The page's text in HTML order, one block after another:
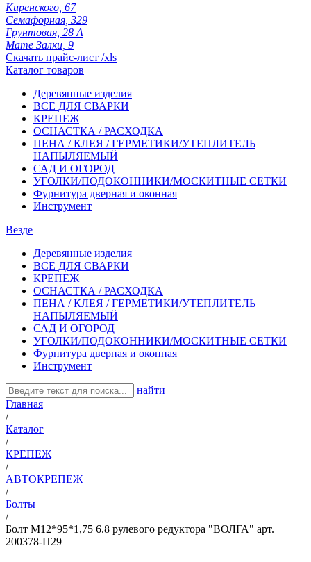
Киренского, 67
Семафорная, 329
Грунтовая, 28 А
Мате Залки, 9
Скачать прайс-лист /xls
Каталог товаров
Деревянные изделия
ВСЕ ДЛЯ СВАРКИ
КРЕПЕЖ
ОСНАСТКА / РАСХОДКА
ПЕНА / КЛЕЯ / ГЕРМЕТИКИ/УТЕПЛИТЕЛЬ
НАПЫЛЯЕМЫЙ
САД И ОГОРОД
УГОЛКИ/ПОДОКОННИКИ/МОСКИТНЫЕ СЕТКИ
Фурнитура дверная и оконная
Инструмент
Везде
Деревянные изделия
ВСЕ ДЛЯ СВАРКИ
КРЕПЕЖ
ОСНАСТКА / РАСХОДКА
ПЕНА / КЛЕЯ / ГЕРМЕТИКИ/УТЕПЛИТЕЛЬ
НАПЫЛЯЕМЫЙ
САД И ОГОРОД
УГОЛКИ/ПОДОКОННИКИ/МОСКИТНЫЕ СЕТКИ
Фурнитура дверная и оконная
Инструмент
найти
Главная
/
Каталог
/
КРЕПЕЖ
/
АВТОКРЕПЕЖ
/
Болты
/
Болт М12*95*1,75 6.8 рулевого редуктора "ВОЛГА" арт.
200378-П29